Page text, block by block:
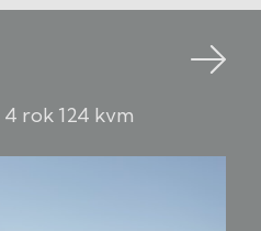
4 rok 124 kvm